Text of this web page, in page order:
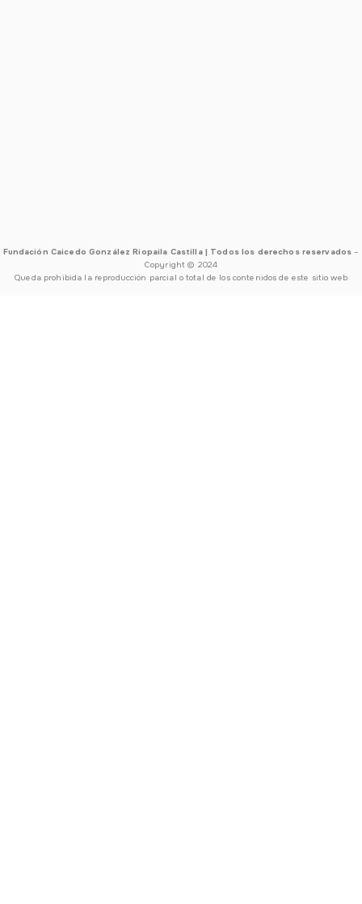
Fundación Caicedo González Riopaila Castilla | Todos los derechos reservados –
Copyright © 2024
Queda prohibida la reproducción parcial o total de los contenidos de este sitio web